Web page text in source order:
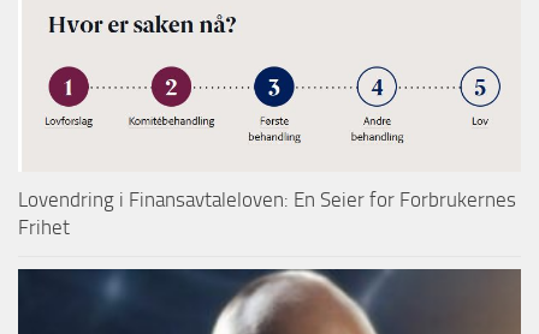
Lovendring i Finansavtaleloven: En Seier for Forbrukernes
Frihet